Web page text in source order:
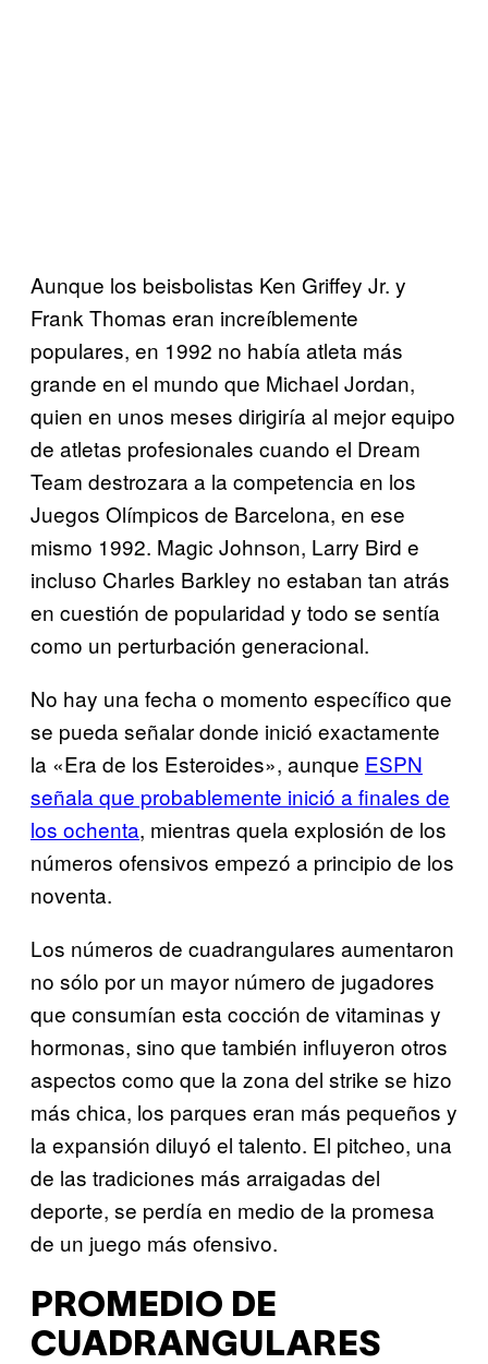
Aunque los beisbolistas Ken Griffey Jr. y
Frank Thomas eran increíblemente
populares, en 1992 no había atleta más
grande en el mundo que Michael Jordan,
quien en unos meses dirigiría al mejor equipo
de atletas profesionales cuando el Dream
Team destrozara a la competencia en los
Juegos Olímpicos de Barcelona, en ese
mismo 1992. Magic Johnson, Larry Bird e
incluso Charles Barkley no estaban tan atrás
en cuestión de popularidad y todo se sentía
como un perturbación generacional.
No hay una fecha o momento específico que
se pueda señalar donde inició exactamente
la «Era de los Esteroides», aunque ESPN
señala que probablemente inició a finales de
los ochenta, mientras quela explosión de los
números ofensivos empezó a principio de los
noventa.
Los números de cuadrangulares aumentaron
no sólo por un mayor número de jugadores
que consumían esta cocción de vitaminas y
hormonas, sino que también influyeron otros
aspectos como que la zona del strike se hizo
más chica, los parques eran más pequeños y
la expansión diluyó el talento. El pitcheo, una
de las tradiciones más arraigadas del
deporte, se perdía en medio de la promesa
de un juego más ofensivo.
PROMEDIO DE
CUADRANGULARES